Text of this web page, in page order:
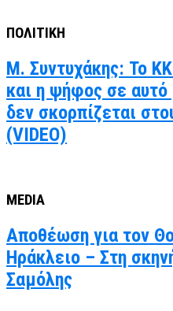
ΠΟΛΙΤΙΚΗ
Μ. Συντυχάκης: Το
και η ψήφος σε αυτό
δεν σκορπίζεται
(VIDEO)
MEDIA
Αποθέωση για τον
Ηράκλειο – Στη
Σαμόλης